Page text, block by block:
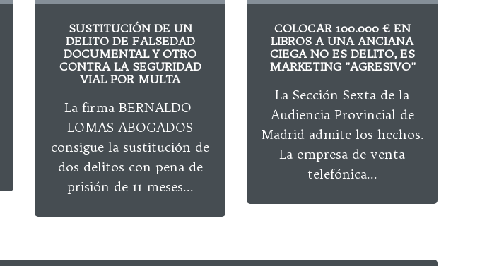
SUSTITUCIÓN DE UN
DELITO DE FALSEDAD
DOCUMENTAL Y OTRO
CONTRA LA SEGURIDAD
VIAL POR MULTA
La firma BERNALDO-
LOMAS ABOGADOS
consigue la sustitución de
dos delitos con pena de
prisión de 11 meses...
COLOCAR 100.000 € EN
LIBROS A UNA ANCIANA
CIEGA NO ES DELITO, ES
MARKETING "AGRESIVO"
La Sección Sexta de la
Audiencia Provincial de
Madrid admite los hechos.
La empresa de venta
telefónica...